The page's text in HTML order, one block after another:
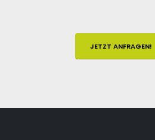
JETZT ANFRAGEN!